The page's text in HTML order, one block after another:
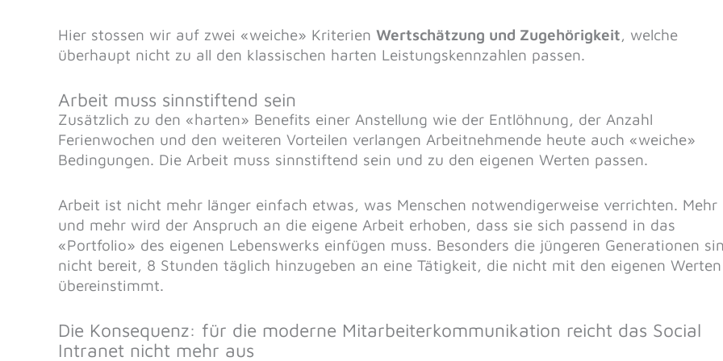
Hier stossen wir auf zwei «weiche» Kriterien Wertschätzung und Zugehörigkeit, welche
überhaupt nicht zu all den klassischen harten Leistungskennzahlen passen.
Arbeit muss sinnstiftend sein
Zusätzlich zu den «harten» Benefits einer Anstellung wie der Entlöhnung, der Anzahl
Ferienwochen und den weiteren Vorteilen verlangen Arbeitnehmende heute auch «weiche»
Bedingungen. Die Arbeit muss sinnstiftend sein und zu den eigenen Werten passen.
Arbeit ist nicht mehr länger einfach etwas, was Menschen notwendigerweise verrichten. Mehr
und mehr wird der Anspruch an die eigene Arbeit erhoben, dass sie sich passend in das
«Portfolio» des eigenen Lebenswerks einfügen muss. Besonders die jüngeren Generationen
nicht bereit, 8 Stunden täglich hinzugeben an eine Tätigkeit, die nicht mit den eigenen Werten
übereinstimmt.
Die Konsequenz: für die moderne Mitarbeiterkommunikation reicht das Social
Intranet nicht mehr aus